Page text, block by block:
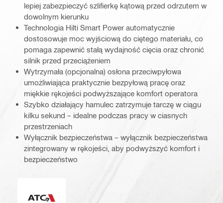
lepiej zabezpieczyć szlifierkę kątową przed odrzutem w
dowolnym kierunku
Technologia Hilti Smart Power automatycznie
dostosowuje moc wyjściową do ciętego materiału, co
pomaga zapewnić stałą wydajność cięcia oraz chronić
silnik przed przeciążeniem
Wytrzymała (opcjonalna) osłona przeciwpyłowa
umożliwiająca praktycznie bezpyłową pracę oraz
miękkie rękojeści podwyższające komfort operatora
Szybko działający hamulec zatrzymuje tarczę w ciągu
kilku sekund – idealne podczas pracy w ciasnych
przestrzeniach
Wyłącznik bezpieczeństwa – wyłącznik bezpieczeństwa
zintegrowany w rękojeści, aby podwyższyć komfort i
bezpieczeństwo